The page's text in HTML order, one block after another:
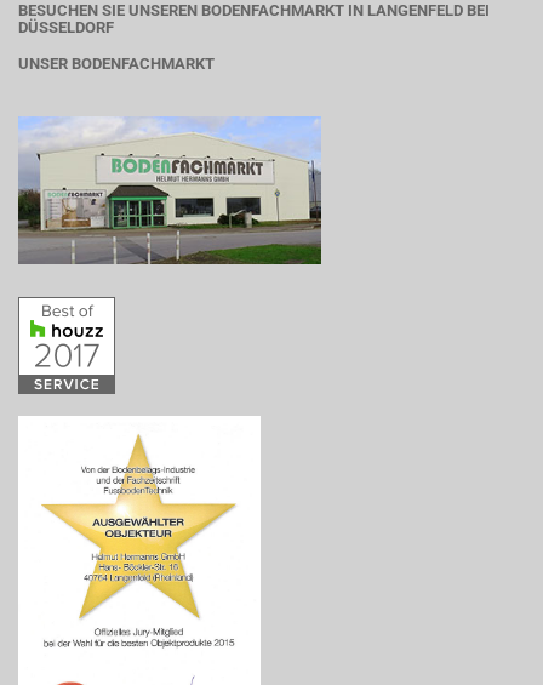
BESUCHEN SIE UNSEREN BODENFACHMARKT IN LANGENFELD BEI
DÜSSELDORF
UNSER BODENFACHMARKT